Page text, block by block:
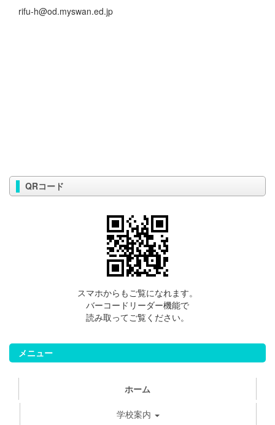
rifu-h@od.myswan.ed.jp
QRコード
スマホからもご覧になれます。
バーコードリーダー機能で
読み取ってご覧ください。
メニュー
ホーム
学校案内